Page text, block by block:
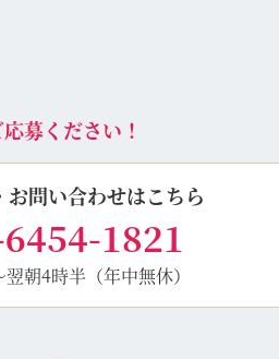
募ください！
お問い合わせはこちら
1821
朝4時半（年中無休）